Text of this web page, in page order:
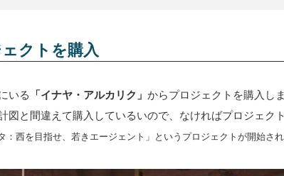
クトを購入
いる 「イナヤ・アルカリク」 からプロジェクトを購入しま
図と間違えて購入しているいので、なければプロジェク
：西を目指せ、若きエージェント」というプロジェクトが開始され